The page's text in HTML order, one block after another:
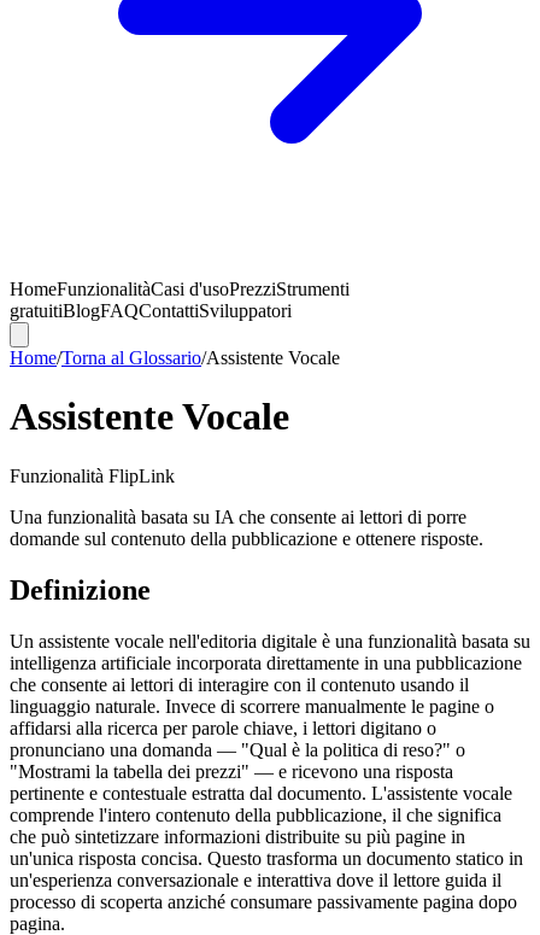
HomeFunzionalitàCasi d'usoPrezziStrumenti
gratuitiBlogFAQContattiSviluppatori
Home/Torna al Glossario/Assistente Vocale
Assistente Vocale
Funzionalità FlipLink
Una funzionalità basata su IA che consente ai lettori di porre
domande sul contenuto della pubblicazione e ottenere risposte.
Definizione
Un assistente vocale nell'editoria digitale è una funzionalità basata su
intelligenza artificiale incorporata direttamente in una pubblicazione
che consente ai lettori di interagire con il contenuto usando il
linguaggio naturale. Invece di scorrere manualmente le pagine o
affidarsi alla ricerca per parole chiave, i lettori digitano o
pronunciano una domanda — "Qual è la politica di reso?" o
"Mostrami la tabella dei prezzi" — e ricevono una risposta
pertinente e contestuale estratta dal documento. L'assistente vocale
comprende l'intero contenuto della pubblicazione, il che significa
che può sintetizzare informazioni distribuite su più pagine in
un'unica risposta concisa. Questo trasforma un documento statico in
un'esperienza conversazionale e interattiva dove il lettore guida il
processo di scoperta anziché consumare passivamente pagina dopo
pagina.